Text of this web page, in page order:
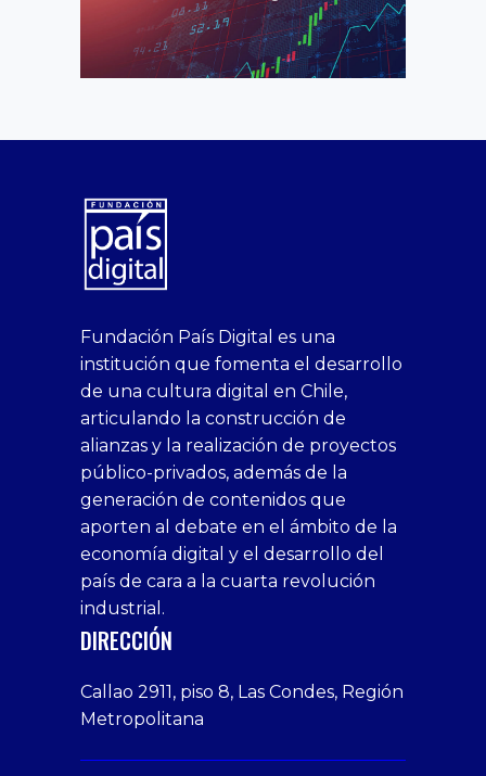
1xbet
canlı
casino
siteleri
bedava
bonus
veren
siteler
1xbet
deneme
bonusu
veren
siteleri
deneme
bonusu
Sikis
siteleri
bonusu
veren
siteler
casino
siteleri
1win
xslot
sahabet
giriş
1xbet
giriş
tarafbet
giriş
bonusu
veren
siteler
deneme
bonusu
Deneme
bonusu
veren
siteler
escort
casino
siteleri
bonusu
bahis
siteleri
Hot
Couple
xxx
homemade
porn
on
webcam
Cumshots
Tits
Free
Amateur
Porn
Xxx
Indian
Big
yenigiris.com
Giriş
bonusu
veren
siteler
deneme
bonusu
veren
siteler
Fundación País Digital es una
institución que fomenta el desarrollo
de una cultura digital en Chile,
articulando la construcción de
alianzas y la realización de proyectos
público-privados, además de la
generación de contenidos que
aporten al debate en el ámbito de la
economía digital y el desarrollo del
país de cara a la cuarta revolución
industrial.
DIRECCIÓN
Callao 2911, piso 8, Las Condes, Región
Metropolitana